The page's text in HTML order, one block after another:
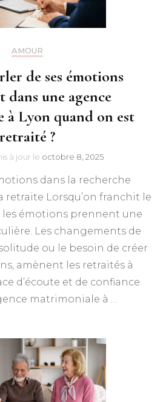
AMOUR
de ses émotions
une agence
à Lyon quand on est
retraité ?
à jour le octobre 8, 2025
dans la recherche
retraite Lorsqu’on franchit le
les émotions prennent une
Les changements de
ou le besoin de créer
amènent les retraités à
d’écoute et de confiance.
matrimoniale à …